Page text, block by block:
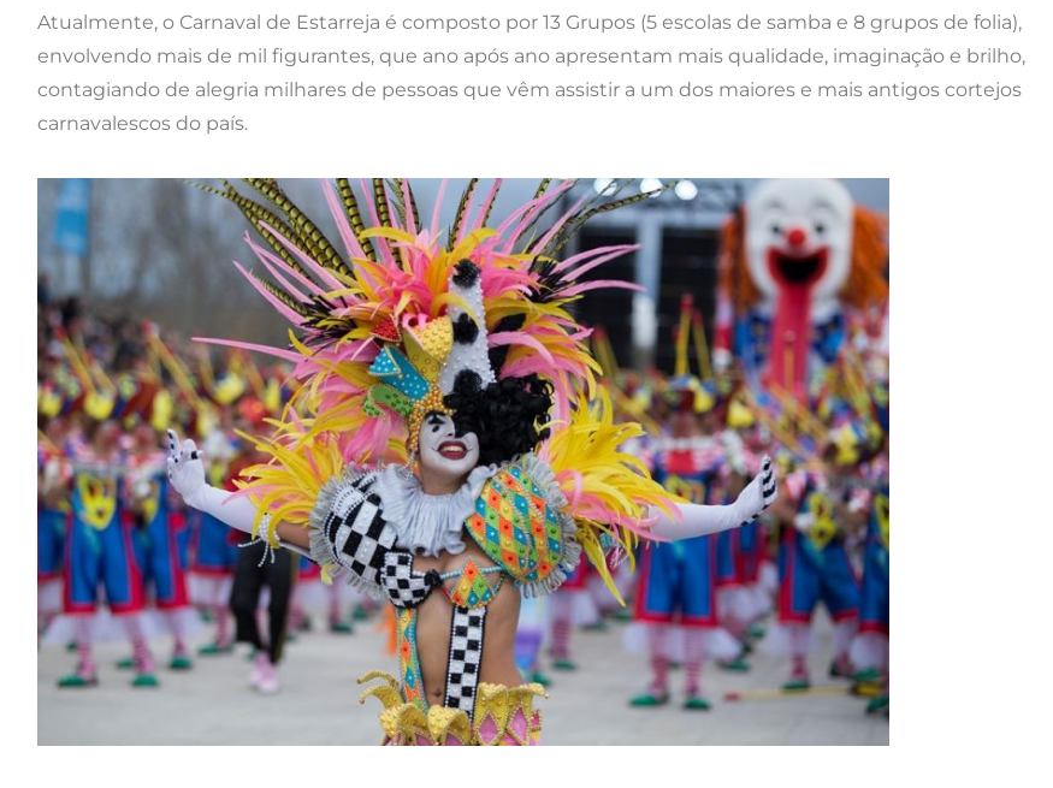
Atualmente, o Carnaval de Estarreja é composto por 13 Grupos (5 escolas de samba e 8 grupos de folia),
envolvendo mais de mil figurantes, que ano após ano apresentam mais qualidade, imaginação e brilho,
contagiando de alegria milhares de pessoas que vêm assistir a um dos maiores e mais antigos cortejos
carnavalescos do país.